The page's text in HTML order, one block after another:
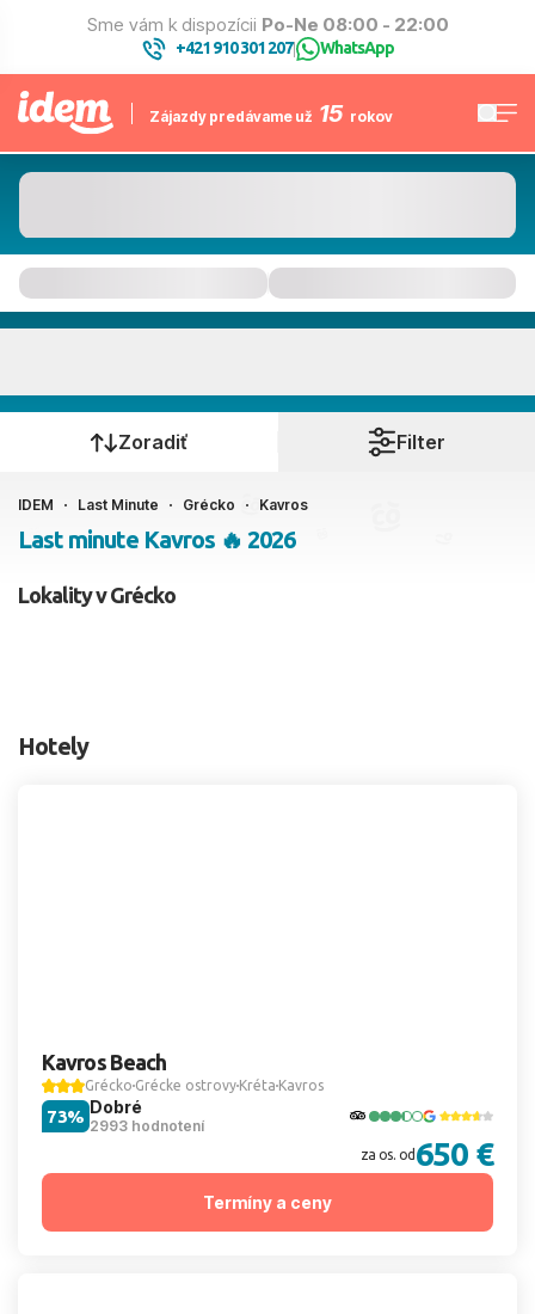
Sme vám k dispozícii Po-Ne 08:00 - 22:00
+421 910 301 207| WhatsApp
Zájazdy predávame už 15 rokov
Kedy cestujete?
Ako cestujete?
2 dospelí, 0 deti
Zoradiť Filter
IDEM Last Minute Grécko Kavros
Last minute Kavros 🔥 2026
Lokality v Grécko
Hotely
Kavros Beach
Grécko Grécke ostrovy Kréta Kavros
Dobré
2993 hodnotení
73%
za os. od 650 €
Termíny a ceny